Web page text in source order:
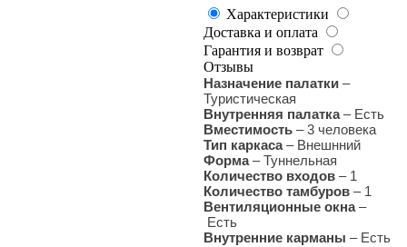
Характеристики
Доставка и оплата
Гарантия и возврат
Отзывы
Назначение палатки –
Туристическая
Внутренняя палатка– Есть
Вместимость – 3 человека
Тип каркаса– Внешнний
Форма– Туннельная
Количество входов – 1
Количество тамбуров – 1
Вентиляционные окна–
Есть
Внутренние карманы – Есть